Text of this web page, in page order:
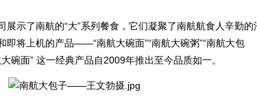
示了南航的“大”系列餐食，它们凝聚了南航航食人辛勤的
即将上机的产品——“南航大碗面”“南航大碗粥”“南航大包
碗面” 这一经典产品自2009年推出至今品质如一。